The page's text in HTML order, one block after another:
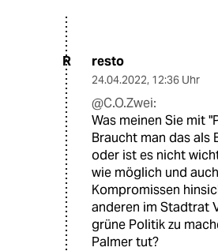
R resto
24.04.2022, 12:36 Uhr
@C.O.Zwei:
Was meinen Sie mit
Braucht man das als
oder ist es nicht
wie möglich und
Kompromissen
anderen im Stadtrat
grüne Politik zu
Palmer tut?